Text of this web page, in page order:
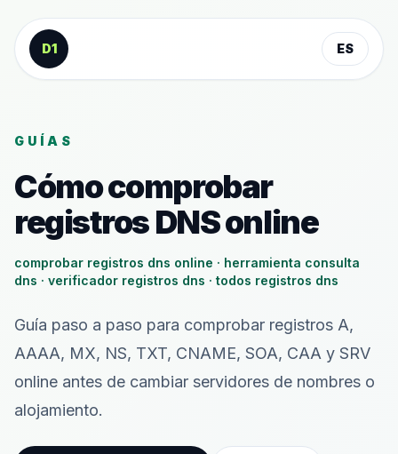
Saltar al contenido
D1
ES
GUÍAS
Cómo comprobar
registros DNS online
comprobar registros dns online · herramienta consulta
dns · verificador registros dns · todos registros dns
Guía paso a paso para comprobar registros A,
AAAA, MX, NS, TXT, CNAME, SOA, CAA y SRV
online antes de cambiar servidores de nombres o
alojamiento.